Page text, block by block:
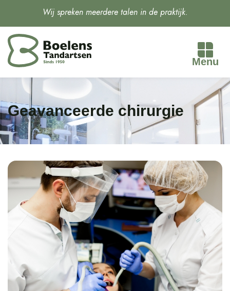
Wij spreken meerdere talen in de praktijk.
Menu
Geavanceerde chirurgie